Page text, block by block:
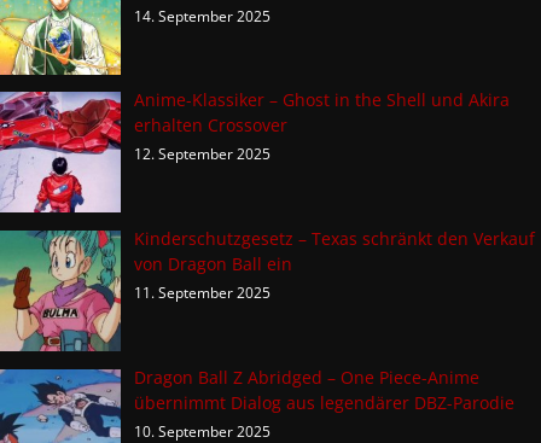
14. September 2025
Anime-Klassiker – Ghost in the Shell und Akira
erhalten Crossover
12. September 2025
Kinderschutzgesetz – Texas schränkt den Verkauf
von Dragon Ball ein
11. September 2025
Dragon Ball Z Abridged – One Piece-Anime
übernimmt Dialog aus legendärer DBZ-Parodie
10. September 2025